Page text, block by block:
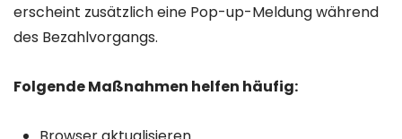
erscheint zusätzlich eine Pop-up-Meldung während
des Bezahlvorgangs.
Folgende Maßnahmen helfen häufig: